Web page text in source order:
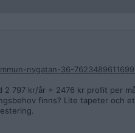
nygatan-36-
797 kr/år = 2476 kr profit per
finns? Lite tapeter och